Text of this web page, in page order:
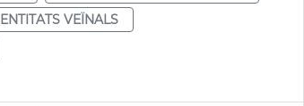
ENTITATS VEÏNALS